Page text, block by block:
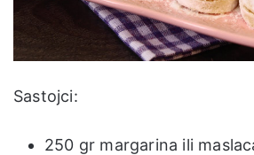
Sastojci:
250 gr margarina ili